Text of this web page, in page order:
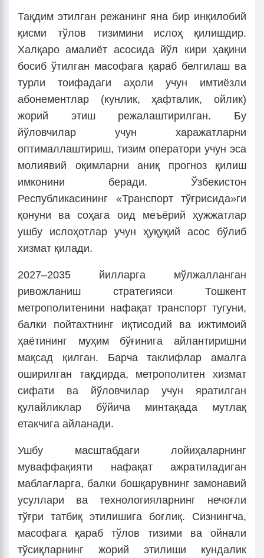
Тақдим этилган режанинг яна бир инқилобий
қисми тўлов тизимини ислоҳ қилишдир.
Халқаро амалиёт асосида йўл кири ҳақини
босиб ўтилган масофага қараб белгилаш ва
турли тоифадаги аҳоли учун имтиёзли
абонементлар (кунлик, ҳафталик, ойлик)
жорий этиш режалаштирилган. Бу
йўловчилар учун харажатларни
оптималлаштириш, тизим оператори учун эса
молиявий оқимларни аниқ прогноз қилиш
имконини беради. Ўзбекистон
Республикасининг «Транспорт тўғрисида»ги
қонуни ва соҳага оид меъёрий ҳужжатлар
ушбу ислоҳотлар учун ҳуқуқий асос бўлиб
хизмат қилади.
2027–2035 йилларга мўлжалланган
ривожланиш стратегияси Тошкент
метрополитенини нафақат транспорт тугуни,
балки пойтахтнинг иқтисодий ва ижтимоий
ҳаётининг муҳим бўғинига айлантиришни
мақсад қилган. Барча таклифлар амалга
оширилган тақдирда, метрополитен хизмат
сифати ва йўловчилар учун яратилган
қулайликлар бўйича минтақада мутлақ
етакчига айланади.
Ушбу масштабдаги лойиҳаларнинг
муваффақияти нафақат ажратиладиган
маблағларга, балки бошқарувнинг замонавий
усуллари ва технологияларнинг нечоғли
тўғри татбиқ этилишига боғлиқ. Сизнингча,
масофага қараб тўлов тизими ва ойнали
тўсиқларнинг жорий этилиши кундалик